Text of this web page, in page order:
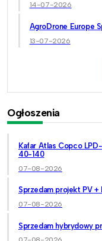
14-07-2026
AgroDrone Europe
13-07-2026
Ogłoszenia
Kafar Atlas Copco
40-140
07-08-2026
Sprzedam projekt PV
07-08-2026
Sprzedam hybrydowy